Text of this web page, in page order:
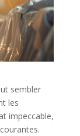
sembler
les
impeccable,